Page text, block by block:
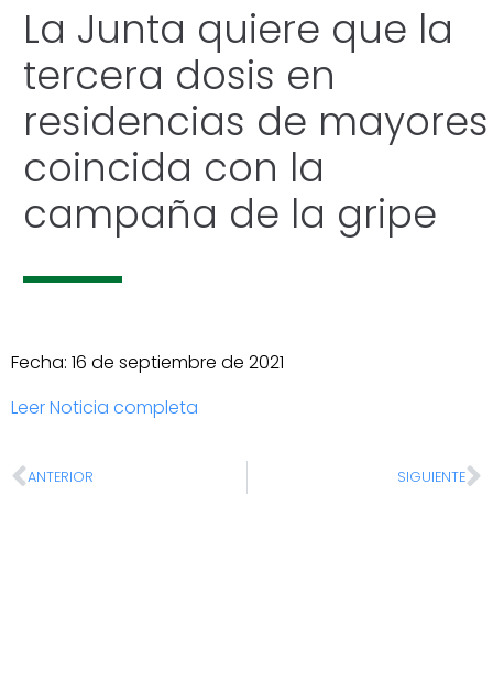
La Junta quiere que la
tercera dosis en
residencias de mayores
coincida con la
campaña de la gripe
Fecha: 16 de septiembre de 2021
Leer Noticia completa
ANTERIOR SIGUIENTE